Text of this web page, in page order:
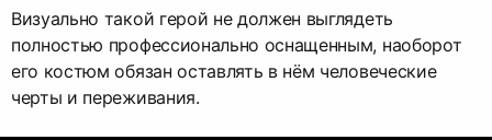
Визуально такой герой не должен выглядеть
полностью профессионально оснащенным, наоборот
его костюм обязан оставлять в нём человеческие
черты и переживания.